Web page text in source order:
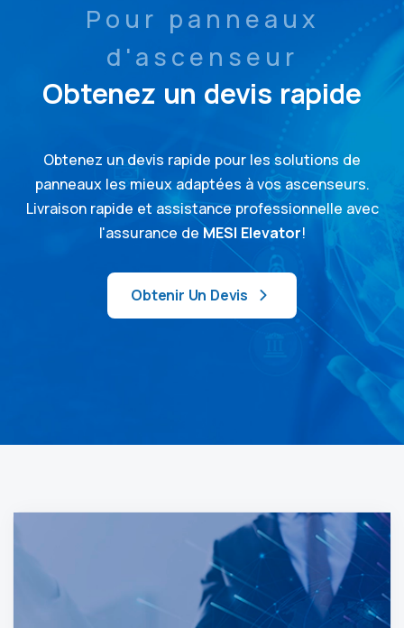
Pour panneaux
d'ascenseur
Obtenez un devis rapide
Obtenez un devis rapide pour les solutions de
panneaux les mieux adaptées à vos ascenseurs.
Livraison rapide et assistance professionnelle avec
l'assurance de MESI Elevator!
Obtenir Un Devis